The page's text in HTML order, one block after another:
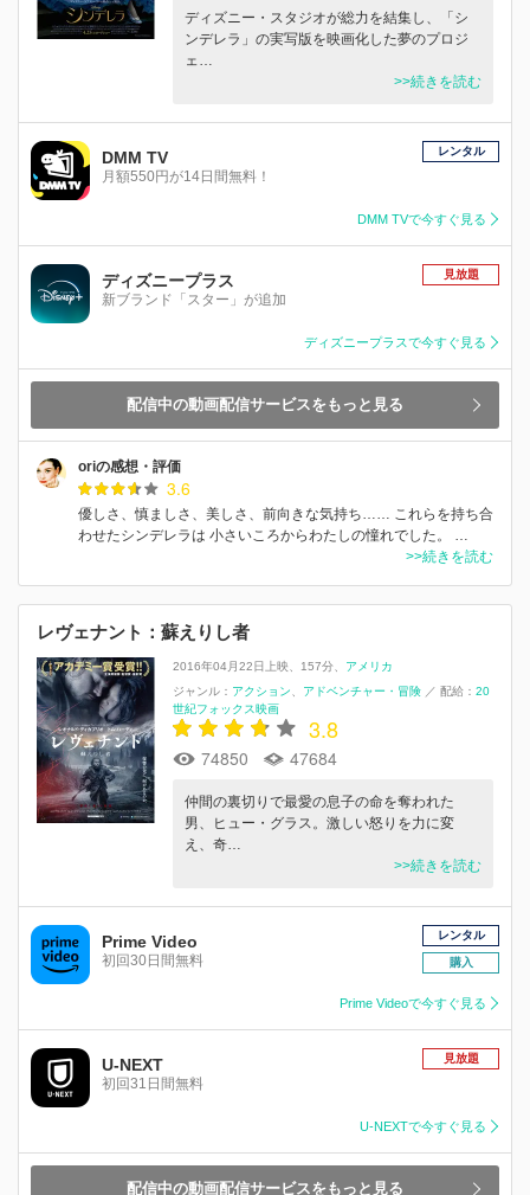
ディズニー・スタジオが総力を結集し、「シ
ンデレラ」の実写版を映画化した夢のプロジ
ェ…
>>続きを読む
DMM TV
月額550円が14日間無料！
レンタル
DMM TVで今すぐ見る
ディズニープラス
新ブランド「スター」が追加
見放題
ディズニープラスで今すぐ見る
配信中の動画配信サービスをもっと見る
oriの感想・評価
3.6
優しさ、慎ましさ、美しさ、前向きな気持ち…… これらを持ち合
わせたシンデレラは 小さいころからわたしの憧れでした。 …
>>続きを読む
レヴェナント：蘇えりし者
2016年04月22日上映 157分
アメリカ
ジャンル： アクション アドベンチャー・冒険 ／ 配給： 20
世紀フォックス映画
3.8
74850 47684
仲間の裏切りで最愛の息子の命を奪われた
男、ヒュー・グラス。激しい怒りを力に変
え、奇…
>>続きを読む
Prime Video
初回30日間無料
レンタル
購入
Prime Videoで今すぐ見る
U-NEXT
初回31日間無料
見放題
U-NEXTで今すぐ見る
配信中の動画配信サービスをもっと見る